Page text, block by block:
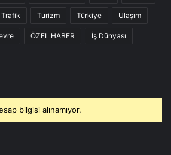
Trafik Turizm Türkiye Ulaşım
ÖZEL HABER İş Dünyası
bilgisi alınamıyor.